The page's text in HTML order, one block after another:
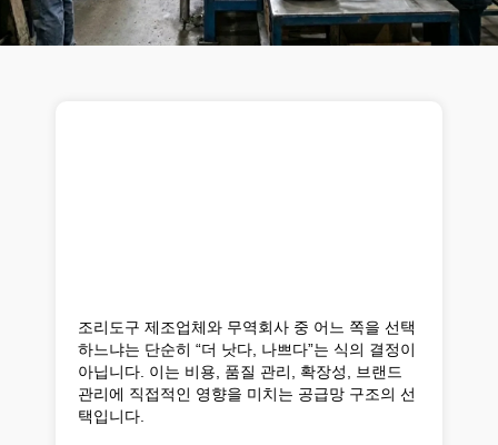
조리도구 제조업체와 무역회사 중 어느 쪽을 선택
하느냐는 단순히 “더 낫다, 나쁘다”는 식의 결정이
아닙니다. 이는 비용, 품질 관리, 확장성, 브랜드
관리에 직접적인 영향을 미치는 공급망 구조의 선
택입니다.